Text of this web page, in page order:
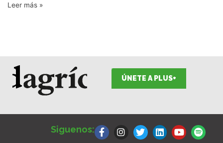
Leer más »
ÚNETE A PLUS+
Siguenos:
a
c
n
s
w
i
i
n
o
u
p
o